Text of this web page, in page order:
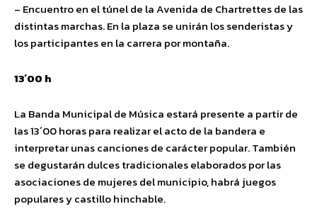
– Encuentro en el túnel de la Avenida de Chartrettes de las
distintas marchas. En la plaza se unirán los senderistas y
los participantes en la carrera por montaña.
13´00 h
La Banda Municipal de Música estará presente a partir de
las 13´00 horas para realizar el acto de la bandera e
interpretar unas canciones de carácter popular. También
se degustarán dulces tradicionales elaborados por las
asociaciones de mujeres del municipio, habrá juegos
populares y castillo hinchable.